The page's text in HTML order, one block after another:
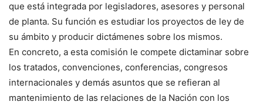
que está integrada por legisladores, asesores y personal
de planta. Su función es estudiar los proyectos de ley de
su ámbito y producir dictámenes sobre los mismos.
En concreto, a esta comisión le compete dictaminar sobre
los tratados, convenciones, conferencias, congresos
internacionales y demás asuntos que se refieran al
mantenimiento de las relaciones de la Nación con los